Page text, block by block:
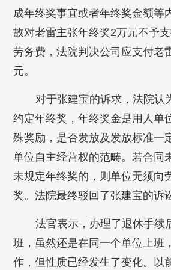
成年终奖事宜或者年终奖金额等
故对老雷主张年终奖2万元不予
劳务费，法院判决公司应支付老
元。
对于张建宝的诉求，法院认
约定年终奖，年终奖金是用人单
殊奖励，是否发放及发放标准一
单位自主经营权的范畴。若合同
未规定年终奖的，则单位无须向
奖。法院最终驳回了张建宝的诉
法官表示，办理了退休手续
班，虽然还是在同一个单位上班
作，但性质已经发生了变化。以